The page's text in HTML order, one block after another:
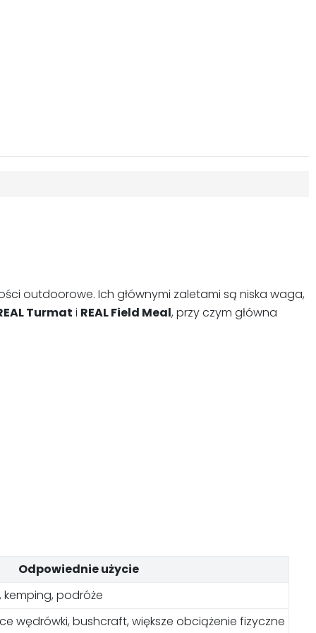
outdoorowe. Ich głównymi zaletami są niska waga,
Turmat i REAL Field Meal, przy czym główna
Odpowiednie użycie
podróże
wędrówki, bushcraft, większe obciążenie fizyczne